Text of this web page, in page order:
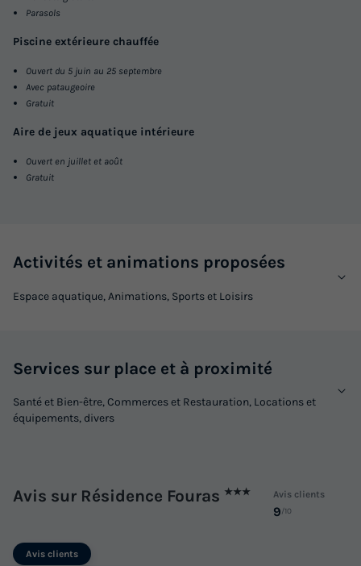
Parasols
Piscine extérieure chauffée
Ouvert du 5 juin au 25 septembre
Avec pataugeoire
Gratuit
Aire de jeux aquatique intérieure
Ouvert en juillet et août
Gratuit
Activités et animations proposées
Espace aquatique, Animations, Sports et Loisirs
Services sur place et à proximité
Santé et Bien-être, Commerces et Restauration, Locations et
équipements, divers
Avis sur Résidence Fouras ★★★ Avis clients
9/10
Avis clients